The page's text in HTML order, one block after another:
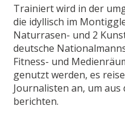
Trainiert wird in der
die idyllisch im
Naturrasen- und 2
deutsche
Fitness- und
genutzt werden, es
Journalisten an, um
berichten.